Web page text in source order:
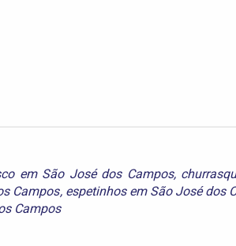
em São José dos Campos,
Campos, espetinhos em São José dos
Campos